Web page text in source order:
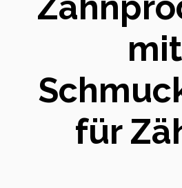
mit
für